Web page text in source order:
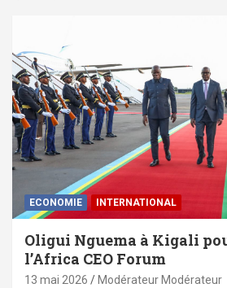
ECONOMIE INTERNATIONAL
Oligui Nguema à Kigali
l’Africa CEO Forum
13 mai 2026 Modérateur Modérateur